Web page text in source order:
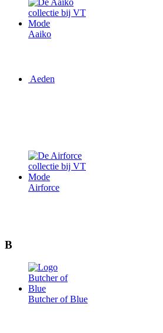
Aaiko
Aeden
Airforce
B
Butcher of Blue